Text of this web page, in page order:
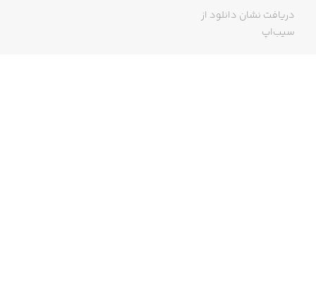
دریافت نشان دانلود از
سیب‌اپ